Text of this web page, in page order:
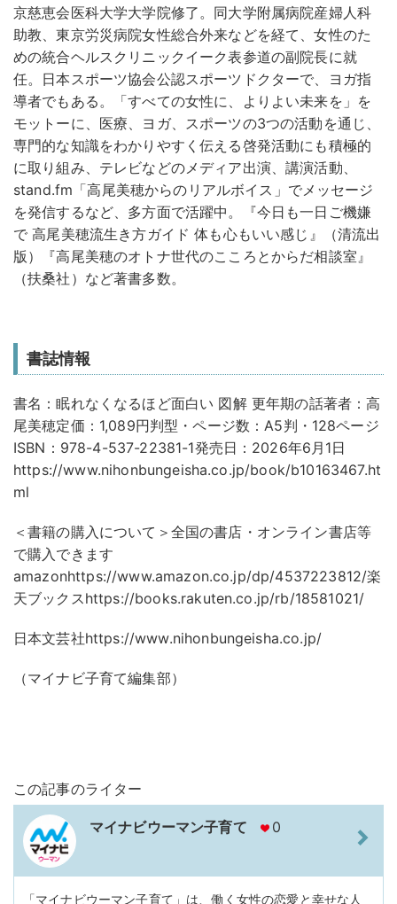
京慈恵会医科大学大学院修了。同大学附属病院産婦人科
助教、東京労災病院女性総合外来などを経て、女性のた
めの統合ヘルスクリニックイーク表参道の副院長に就
任。日本スポーツ協会公認スポーツドクターで、ヨガ指
導者でもある。「すべての女性に、よりよい未来を」を
モットーに、医療、ヨガ、スポーツの3つの活動を通じ、
専門的な知識をわかりやすく伝える啓発活動にも積極的
に取り組み、テレビなどのメディア出演、講演活動、
stand.fm「高尾美穂からのリアルボイス」でメッセージ
を発信するなど、多方面で活躍中。『今日も一日ご機嫌
で 高尾美穂流生き方ガイド 体も心もいい感じ』（清流出
版）『高尾美穂のオトナ世代のこころとからだ相談室』
（扶桑社）など著書多数。
書誌情報
書名：眠れなくなるほど面白い 図解 更年期の話著者：高
尾美穂定価：1,089円判型・ページ数：A5判・128ページ
ISBN：978-4-537-22381-1発売日：2026年6月1日
https://www.nihonbungeisha.co.jp/book/b10163467.ht
ml
＜書籍の購入について＞全国の書店・オンライン書店等
で購入できます
amazonhttps://www.amazon.co.jp/dp/4537223812/楽
天ブックスhttps://books.rakuten.co.jp/rb/18581021/
日本文芸社https://www.nihonbungeisha.co.jp/
（マイナビ子育て編集部）
この記事のライター
マイナビウーマン子育て 0
「マイナビウーマン子育て」は、働く女性の恋愛と幸せな人